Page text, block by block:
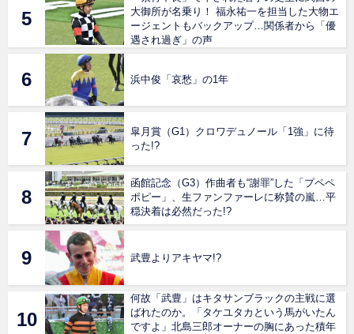
大御所が名乗り！ 福永祐一を担当した大物エ
ージェントもバックアップ…関係者から「優
遇され過ぎ」の声
浜中俊「哀愁」の1年
皐月賞（G1）クロワデュノール「1強」に待
った!?
函館記念（G3）作曲者も“謝罪”した「プペペ
ポピー」、生ファンファーレに称賛の嵐…平
穏決着は必然だった!?
武豊よりアキヤマ!?
何故「武豊」はキタサンブラックの主戦に選
ばれたのか。「タケユタカという馬がいたん
ですよ」北島三郎オーナーの胸にあった積年